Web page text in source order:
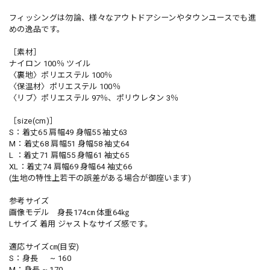
フィッシングは勿論、様々なアウトドアシーンやタウンユースでも進
めの逸品です。
［素材］
ナイロン 100％ ツイル
〈裏地〉ポリエステル 100％
〈保温材〉ポリエステル 100％
〈リブ〉ポリエステル 97％、ポリウレタン 3％
［size(cm)］
S：着丈65 肩幅49 身幅55 袖丈63
M：着丈68 肩幅51 身幅58 袖丈64
L ：着丈71 肩幅55 身幅61 袖丈65
XL：着丈74 肩幅69 身幅64 袖丈66
(生地の特性上若干の誤差がある場合が御座います)
参考サイズ
画像モデル 身長174㎝ 体重64㎏
Lサイズ 着用 ジャストなサイズ感です。
適応サイズ㎝(目安)
S：身長 ~ 160